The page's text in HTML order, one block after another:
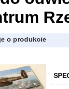
o produkcie